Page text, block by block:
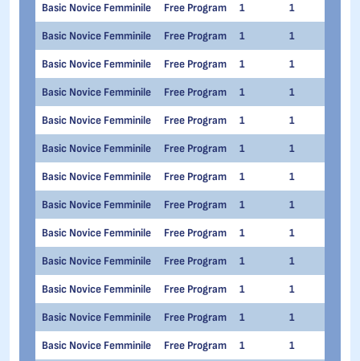
Basic Novice Femminile Free Program 1 1
Basic Novice Femminile Free Program 1 1
Basic Novice Femminile Free Program 1 1
Basic Novice Femminile Free Program 1 1
Basic Novice Femminile Free Program 1 1
Basic Novice Femminile Free Program 1 1
Basic Novice Femminile Free Program 1 1
Basic Novice Femminile Free Program 1 1
Basic Novice Femminile Free Program 1 1
Basic Novice Femminile Free Program 1 1
Basic Novice Femminile Free Program 1 1
Basic Novice Femminile Free Program 1 1
Basic Novice Femminile Free Program 1 1